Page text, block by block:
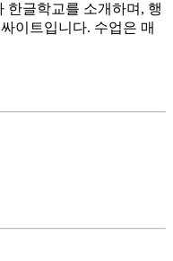
한글학교를 소개하며, 행
이트입니다. 수업은 매